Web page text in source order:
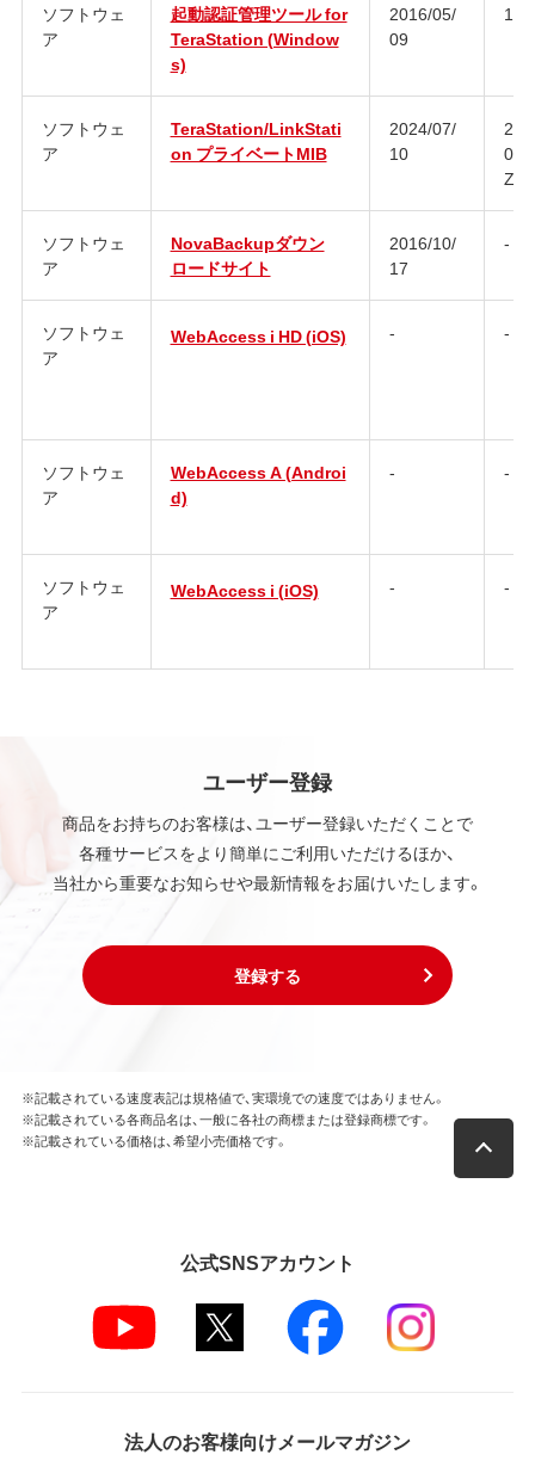
ソフトウェ
ア
起動認証管理ツール for
TeraStation (Window
s)
2016/05/
09
ソフトウェ
ア
TeraStation/LinkStati
on プライベートMIB
2024/07/
10
Z
ソフトウェ
ア
NovaBackupダウン
ロードサイト
2016/10/
17
-
ソフトウェ
ア
WebAccess i HD (iOS) - -
ソフトウェ
ア
WebAccess A (Androi
d)
- -
ソフトウェ
ア
WebAccess i (iOS) - -
ユーザー登録
商品をお持ちのお客様は、ユーザー登録いただくことで
各種サービスをより簡単にご利用いただけるほか、
当社から重要なお知らせや最新情報をお届けいたします。
登録する
※記載されている速度表記は規格値で、実環境での速度ではありません。
※記載されている各商品名は、一般に各社の商標または登録商標です。
※記載されている価格は、希望小売価格です。
公式SNSアカウント
法人のお客様向けメールマガジン